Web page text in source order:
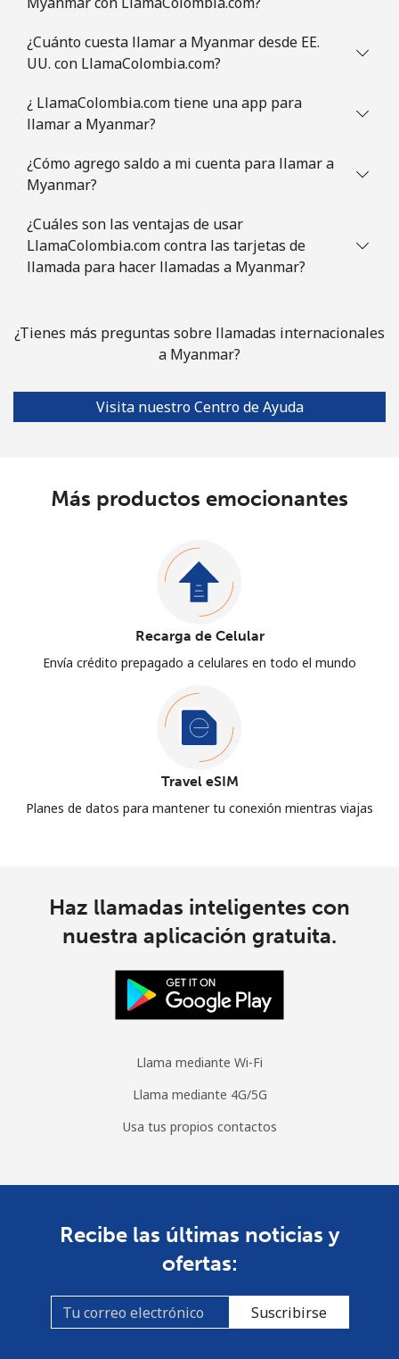
¿Cuánto cuesta llamar a Myanmar desde EE.
UU. con LlamaColombia.com?
¿ LlamaColombia.com tiene una app para
llamar a Myanmar?
¿Cómo agrego saldo a mi cuenta para llamar a
Myanmar?
¿Cuáles son las ventajas de usar
LlamaColombia.com contra las tarjetas de
llamada para hacer llamadas a Myanmar?
¿Tienes más preguntas sobre llamadas internacionales
a Myanmar?
Visita nuestro Centro de Ayuda
Más productos emocionantes
Recarga de Celular
Envía crédito prepagado a celulares en todo el mundo
Travel eSIM
Planes de datos para mantener tu conexión mientras viajas
Haz llamadas inteligentes con
nuestra aplicación gratuita.
Llama mediante Wi-Fi
Llama mediante 4G/5G
Usa tus propios contactos
Recibe las últimas noticias y
ofertas:
Suscribirse